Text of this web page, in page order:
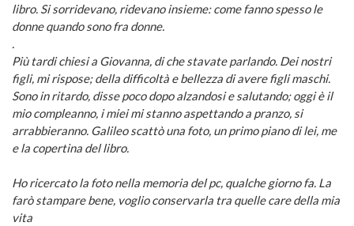
libro. Si sorridevano, ridevano insieme: come fanno spesso le
donne quando sono fra donne.
Più tardi chiesi a Giovanna, di che stavate parlando. Dei nostri
figli, mi rispose; della difficoltà e bellezza di avere figli maschi.
Sono in ritardo, disse poco dopo alzandosi e salutando; oggi è il
mio compleanno, i miei mi stanno aspettando a pranzo, si
arrabbieranno. Galileo scattò una foto, un primo piano di lei, me
e la copertina del libro.
Ho ricercato la foto nella memoria del pc, qualche giorno fa. La
farò stampare bene, voglio conservarla tra quelle care della mia
vita